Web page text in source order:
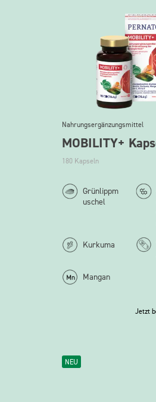
Nahrungsergänzungsmittel
MOBILITY+
180 Kapseln
Grünlippm
uschel
Kurkuma
Mangan
Jetzt
NEU